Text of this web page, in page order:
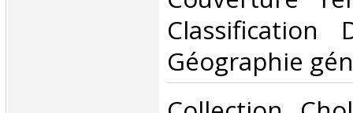
Classification
Géographie